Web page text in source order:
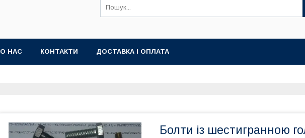
О НАС КОНТАКТИ ДОСТАВКА І ОПЛАТА
Болти із шестигранною